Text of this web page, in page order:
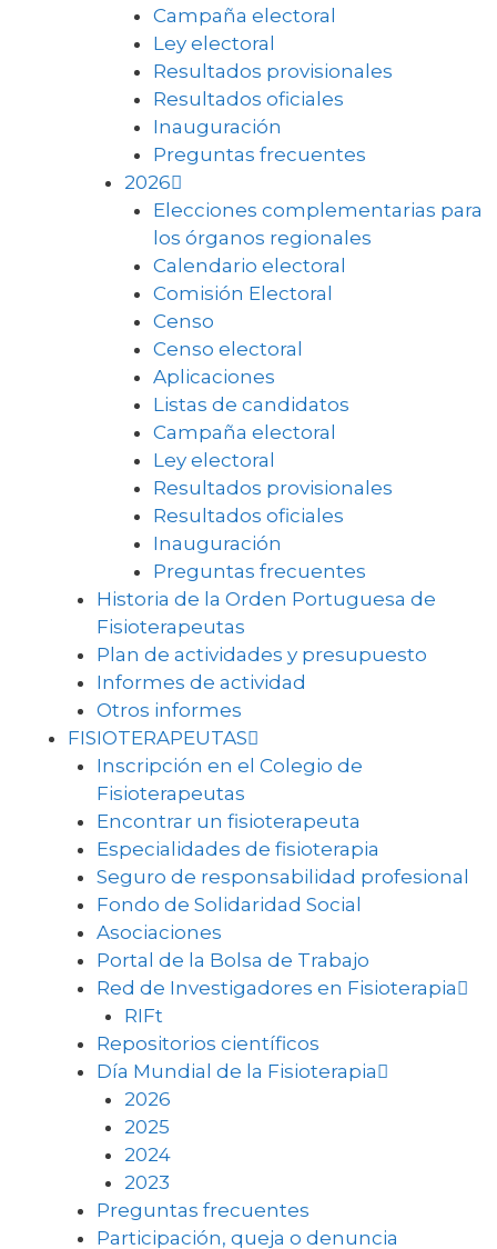
Campaña electoral
Ley electoral
Resultados provisionales
Resultados oficiales
Inauguración
Preguntas frecuentes
2026
Elecciones complementarias para
los órganos regionales
Calendario electoral
Comisión Electoral
Censo
Censo electoral
Aplicaciones
Listas de candidatos
Campaña electoral
Ley electoral
Resultados provisionales
Resultados oficiales
Inauguración
Preguntas frecuentes
Historia de la Orden Portuguesa de
Fisioterapeutas
Plan de actividades y presupuesto
Informes de actividad
Otros informes
FISIOTERAPEUTAS
Inscripción en el Colegio de
Fisioterapeutas
Encontrar un fisioterapeuta
Especialidades de fisioterapia
Seguro de responsabilidad profesional
Fondo de Solidaridad Social
Asociaciones
Portal de la Bolsa de Trabajo
Red de Investigadores en Fisioterapia
RIFt
Repositorios científicos
Día Mundial de la Fisioterapia
2026
2025
2024
2023
Preguntas frecuentes
Participación, queja o denuncia